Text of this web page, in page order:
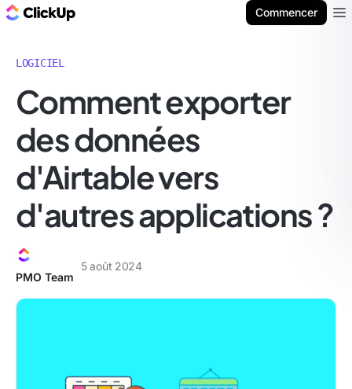
Commencer
LOGICIEL
Comment exporter
des données
d'Airtable vers
d'autres applications ?
PMO Team
5 août 2024